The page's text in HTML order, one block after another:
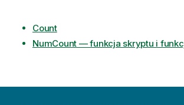
Count
NumCount — funkcja skryptu i